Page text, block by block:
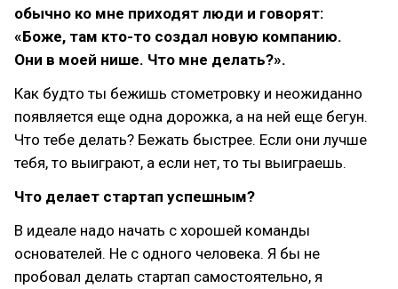
обычно ко мне приходят люди и говорят:
«Боже, там кто-то создал новую компанию.
Они в моей нише. Что мне делать?».
Как будто ты бежишь стометровку и неожиданно
появляется еще одна дорожка, а на ней еще бегун.
Что тебе делать? Бежать быстрее. Если они лучше
тебя, то выиграют, а если нет, то ты выиграешь.
Что делает стартап успешным?
В идеале надо начать с хорошей команды
основателей. Не с одного человека. Я бы не
пробовал делать стартап самостоятельно, я